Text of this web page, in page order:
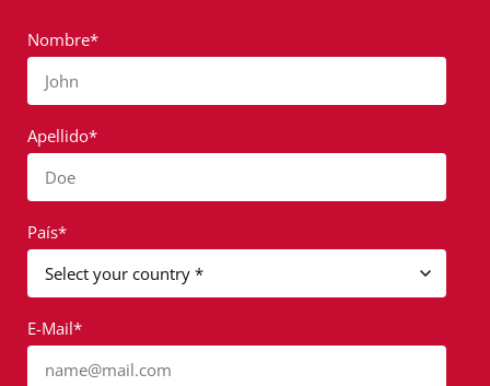
Nombre*
John
Apellido*
Doe
País*
E-Mail*
name@mail.com